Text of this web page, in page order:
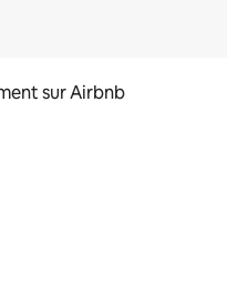
sur Airbnb